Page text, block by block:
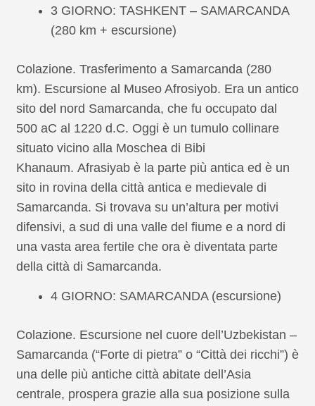
3 GIORNO: TASHKENT – SAMARCANDA
(280 km + escursione)
Colazione. Trasferimento a Samarcanda (280
km). Escursione al Museo Afrosiyob. Era un antico
sito del nord Samarcanda, che fu occupato dal
500 aC al 1220 d.C. Oggi è un tumulo collinare
situato vicino alla Moschea di Bibi
Khanaum. Afrasiyab è la parte più antica ed è un
sito in rovina della città antica e medievale di
Samarcanda. Si trovava su un’altura per motivi
difensivi, a sud di una valle del fiume e a nord di
una vasta area fertile che ora è diventata parte
della città di Samarcanda.
4 GIORNO: SAMARCANDA (escursione)
Colazione. Escursione nel cuore dell’Uzbekistan –
Samarcanda (“Forte di pietra” o “Città dei ricchi”) è
una delle più antiche città abitate dell’Asia
centrale, prospera grazie alla sua posizione sulla